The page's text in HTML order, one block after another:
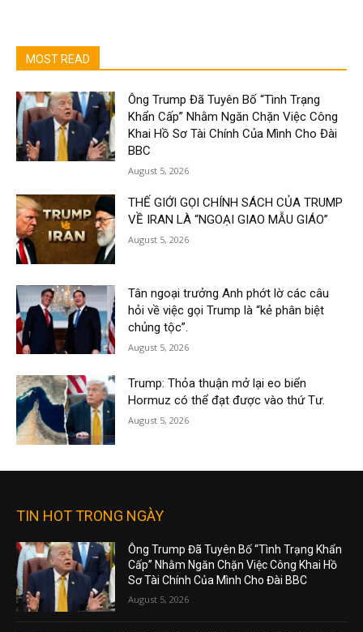
MOST READ
Ông Trump Đã Tuyên Bố “Tình Trạng
Khẩn Cấp” Nhằm Ngăn Chặn Việc Công
Khai Hồ Sơ Tài Chính Của Mình Cho Đài
BBC
August 5, 2026
THẾ GIỚI GỌI CHÍNH SÁCH CỦA TRUMP
VỀ IRAN LÀ “NGOẠI GIAO MẪU GIÁO”
August 5, 2026
Tân ngoại trưởng Anh phớt lờ các câu
hỏi về việc gọi Trump là “kẻ phân biệt
chủng tộc”.
August 5, 2026
Trump: Thỏa thuận mở lại eo biển
Hormuz có thể đạt được vào thứ Tư.
August 5, 2026
TIN HOT TRONG NGÀY
Ông Trump Đã Tuyên Bố “Tình Trạng Khẩn
Cấp” Nhằm Ngăn Chặn Việc Công Khai Hồ
Sơ Tài Chính Của Mình Cho Đài BBC
August 5, 2026